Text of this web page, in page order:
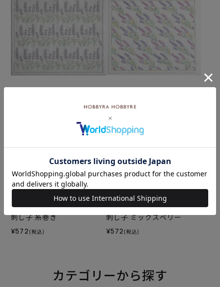
¥572(税込)
刺し子 糸巻き
¥572 (税込)
刺し子 ミックスベリー
¥572 (税込)
カテゴリーから探す